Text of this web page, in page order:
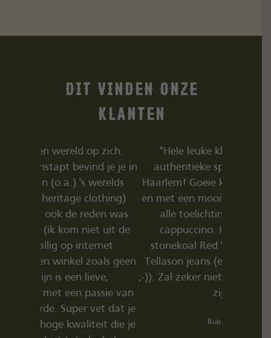
Dit vinden onze
klanten
"Hele leuke kleidingzaak met
authentieke spullen, ook nog in
Haarlem! Goeie kwaliteit , fair trade
en met een mooi verhaal. Dank voor
alle toelichting Martijn en de
cappuccino. Heb hier lederen
stonekoal Red Wings gekocht en
Tellason jeans (en meerdere dingen
;-)). Zal zeker niet de laatste aankoop
zijn:-)"
Ruben Hoff